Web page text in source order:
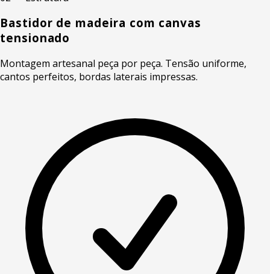
Bastidor de madeira com canvas
tensionado
Montagem artesanal peça por peça. Tensão uniforme,
cantos perfeitos, bordas laterais impressas.